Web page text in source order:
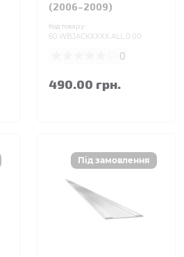
(2006–2009)
Код товару:
60.WBJACKXXXX.ALL.0.00
0
490.00 грн.